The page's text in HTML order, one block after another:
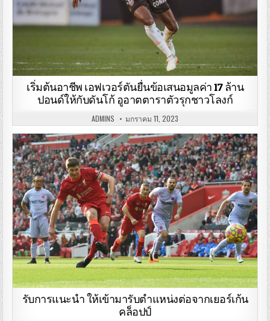
เริ่มต้นอาชีพ เอฟเวอร์ตันยื่นข้อเสนอมูลค่า 17 ล้าน
ปอนด์ให้กับดันโก้ อูอาตตาราตัวรุกชาวโลงก์
ADMINS มกราคม 11, 2023
รับการแนะนำ ให้เข้ามารับตำแหน่งต่อจากเยอร์เก้น
คล็อปป์